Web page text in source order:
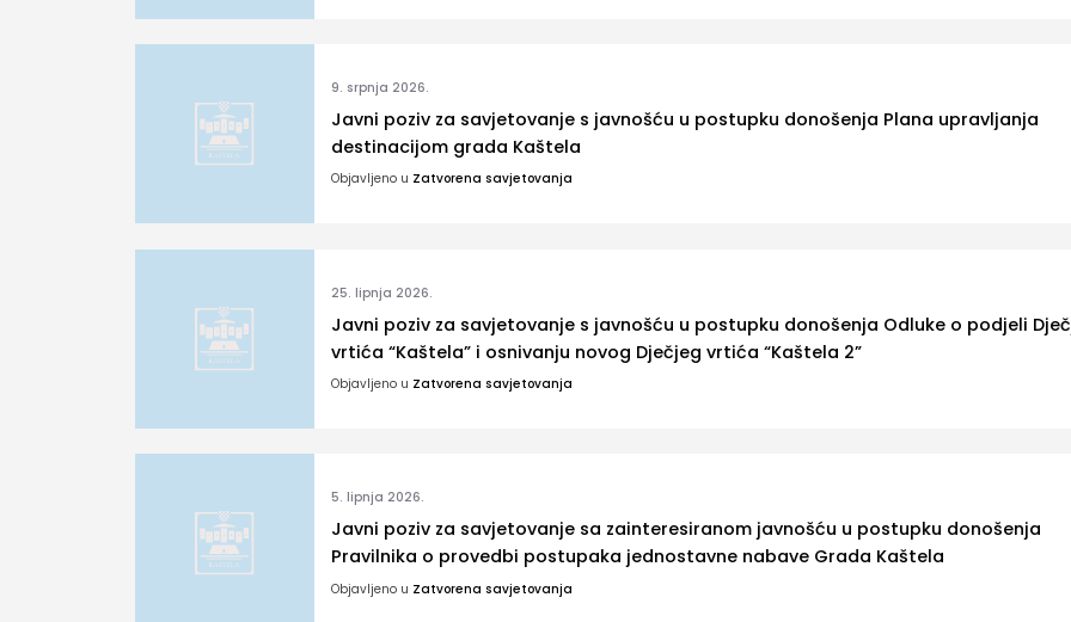
9. srpnja 2026.
Javni poziv za savjetovanje s javnošću u postupku donošenja Plana upravljanja
destinacijom grada Kaštela
Objavljeno u Zatvorena savjetovanja
25. lipnja 2026.
Javni poziv za savjetovanje s javnošću u postupku donošenja Odluke o podjeli
vrtića “Kaštela” i osnivanju novog Dječjeg vrtića “Kaštela 2”
Objavljeno u Zatvorena savjetovanja
5. lipnja 2026.
Javni poziv za savjetovanje sa zainteresiranom javnošću u postupku donošenja
Pravilnika o provedbi postupaka jednostavne nabave Grada Kaštela
Objavljeno u Zatvorena savjetovanja